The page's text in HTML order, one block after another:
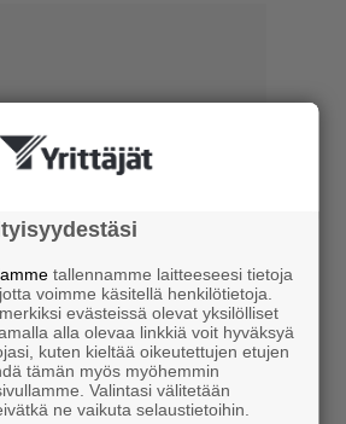
aluejärjestöt
tallennamme laitteeseesi tietoja
voimme käsitellä henkilötietoja.
evästeissä olevat yksilölliset
alla olevaa linkkiä voit hyväksyä
kuten kieltää oikeutettujen etujen
tämän myös myöhemmin
Valintasi välitetään
ne vaikuta selaustietoihin.